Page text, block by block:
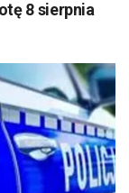
8 sierpnia